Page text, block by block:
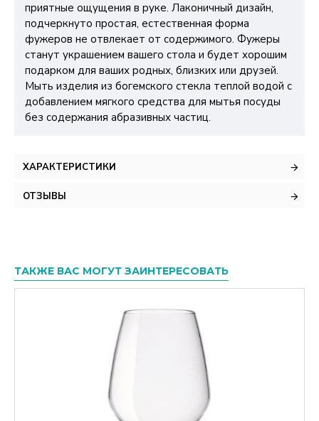
приятные ощущения в руке. Лаконичный дизайн,
подчеркнуто простая, естественная форма
фужеров не отвлекает от содержимого. Фужеры
станут украшением вашего стола и будет хорошим
подарком для ваших родных, близких или друзей.
Мыть изделия из богемского стекла теплой водой с
добавлением мягкого средства для мытья посуды
без содержания абразивных частиц.
ХАРАКТЕРИСТИКИ
ОТЗЫВЫ
ТАКЖЕ ВАС МОГУТ ЗАИНТЕРЕСОВАТЬ